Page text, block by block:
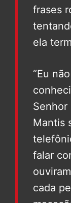
frases
ela
“Eu
Senhor
Mantis
falar
cada